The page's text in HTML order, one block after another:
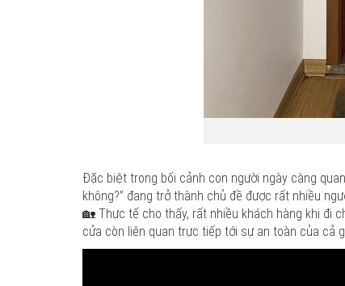
Đặc biệt trong bối cảnh con người ngày càng
không?” đang trở thành chủ đề được rất nhiều
🏡 Thực tế cho thấy, rất nhiều khách hàng khi đi
cửa còn liên quan trực tiếp tới sự an toàn của cả